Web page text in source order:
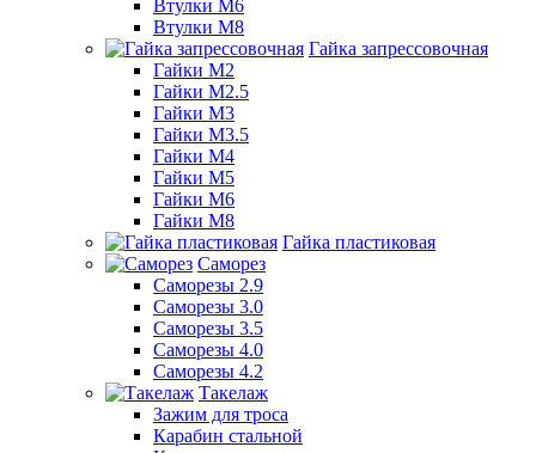
Втулки М6
Втулки М8
Гайка запрессовочная
Гайки М2
Гайки М2.5
Гайки М3
Гайки М3.5
Гайки М4
Гайки М5
Гайки М6
Гайки М8
Гайка пластиковая
Саморез
Саморезы 2.9
Саморезы 3.0
Саморезы 3.5
Саморезы 4.0
Саморезы 4.2
Такелаж
Зажим для троса
Карабин стальной